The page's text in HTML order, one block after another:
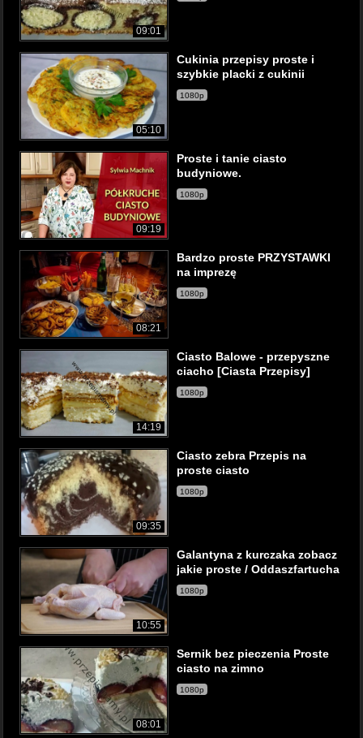
09:01
05:10
Cukinia przepisy proste i
szybkie placki z cukinii
1080p
09:19
Proste i tanie ciasto
budyniowe.
1080p
08:21
Bardzo proste PRZYSTAWKI
na imprezę
1080p
14:19
Ciasto Balowe - przepyszne
ciacho [Ciasta Przepisy]
1080p
09:35
Ciasto zebra Przepis na
proste ciasto
1080p
10:55
Galantyna z kurczaka zobacz
jakie proste / Oddaszfartucha
1080p
08:01
Sernik bez pieczenia Proste
ciasto na zimno
1080p